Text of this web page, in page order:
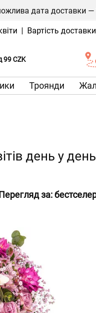
дата доставки —
| Вартість доставки
99 CZK
доставки
Троянди
день у день
за: